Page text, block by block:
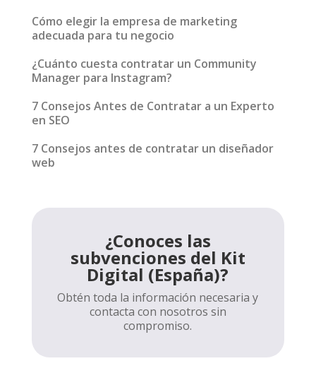
Cómo elegir la empresa de marketing
adecuada para tu negocio
¿Cuánto cuesta contratar un Community
Manager para Instagram?
7 Consejos Antes de Contratar a un Experto
en SEO
7 Consejos antes de contratar un diseñador
web
¿Conoces las
subvenciones del Kit
Digital (España)?
Obtén toda la información necesaria y
contacta con nosotros sin
compromiso.